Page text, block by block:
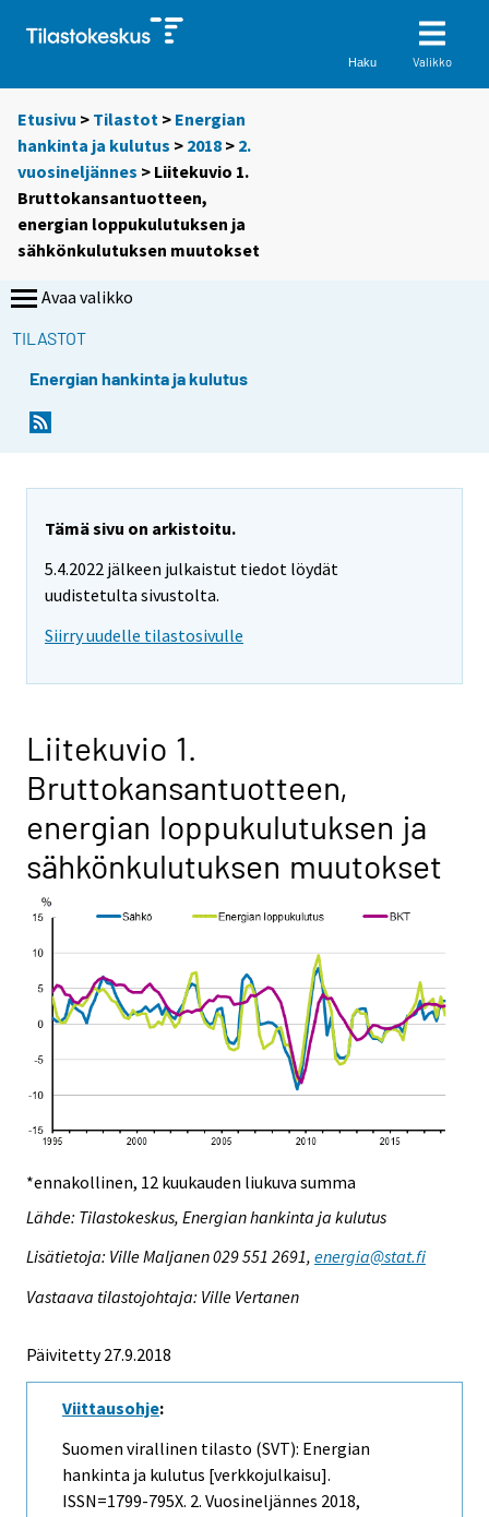
Haku Valikko
Etusivu > Tilastot > Energian
hankinta ja kulutus > 2018 > 2.
vuosineljännes > Liitekuvio 1.
Bruttokansantuotteen,
energian loppukulutuksen ja
sähkönkulutuksen muutokset
Avaa valikko
TILASTOT
Energian hankinta ja kulutus
Tämä sivu on arkistoitu.
5.4.2022 jälkeen julkaistut tiedot löydät
uudistetulta sivustolta.
Siirry uudelle tilastosivulle
Liitekuvio 1.
Bruttokansantuotteen,
energian loppukulutuksen ja
sähkönkulutuksen muutokset
*ennakollinen, 12 kuukauden liukuva summa
Lähde: Tilastokeskus, Energian hankinta ja kulutus
Lisätietoja: Ville Maljanen 029 551 2691, energia@stat.fi
Vastaava tilastojohtaja: Ville Vertanen
Päivitetty 27.9.2018
Viittausohje:
Suomen virallinen tilasto (SVT): Energian
hankinta ja kulutus [verkkojulkaisu].
ISSN=1799-795X. 2. Vuosineljännes 2018,